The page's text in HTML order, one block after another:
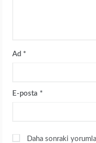
Ad *
E-posta *
Daha sonraki